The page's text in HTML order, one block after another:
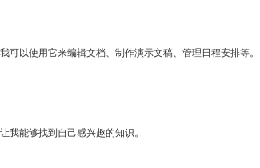
以使用它来编辑文档、制作演示文稿、管理日程安排等。
我能够找到自己感兴趣的知识。